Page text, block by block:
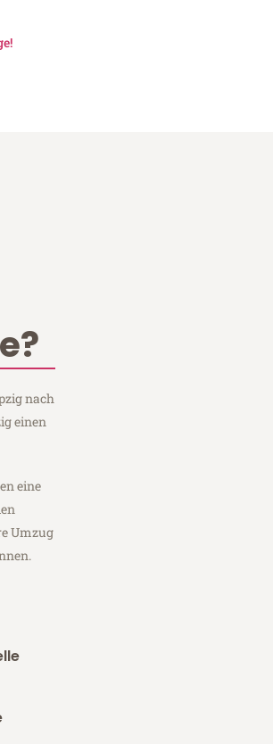
nach
einen
eine
Umzug